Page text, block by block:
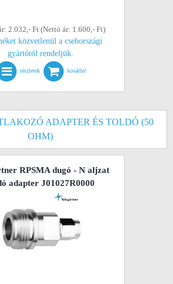
2.032,- Ft (Nettó ár: 1.600,- Ft)
közvetlenül a csehországi
gyártótól rendeljük.
részletek kosárba!
ADAPTER ÉS TOLDÓ (50
OHM)
RPSMA dugó - N aljzat
adapter J01027R0000